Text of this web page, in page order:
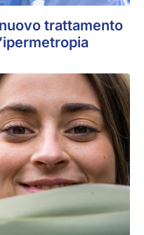
trattamento